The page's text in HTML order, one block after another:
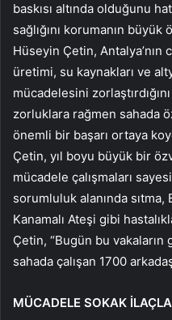
baskısı altında olduğunu
sağlığını korumanın büyük
Hüseyin Çetin, Antalya’nın
üretimi, su kaynakları ve
mücadelesini
zorluklara rağmen sahada
önemli bir başarı ortaya
Çetin, yıl boyu büyük bir
mücadele çalışmaları
sorumluluk alanında sıtma,
Kanamalı Ateşi gibi
Çetin, “Bugün bu
sahada çalışan 1700
MÜCADELE SOKAK